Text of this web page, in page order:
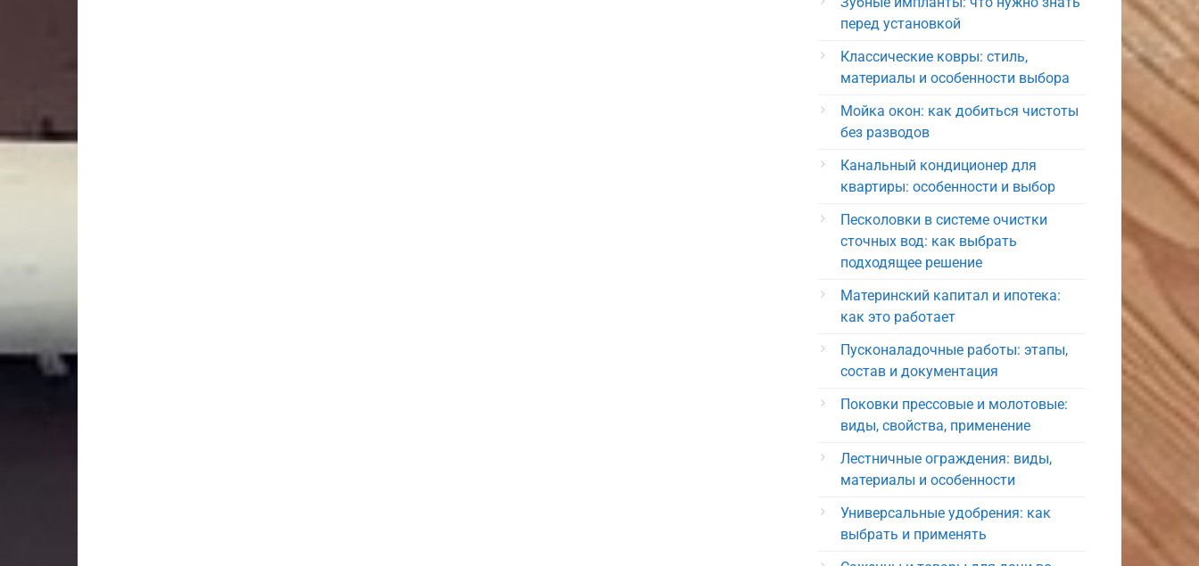
перед установкой
Классические ковры: стиль,
материалы и особенности выбора
Мойка окон: как добиться чистоты
без разводов
Канальный кондиционер для
квартиры: особенности и выбор
Песколовки в системе очистки
сточных вод: как выбрать
подходящее решение
Материнский капитал и ипотека:
как это работает
Пусконаладочные работы: этапы,
состав и документация
Поковки прессовые и молотовые:
виды, свойства, применение
Лестничные ограждения: виды,
материалы и особенности
Универсальные удобрения: как
выбрать и применять